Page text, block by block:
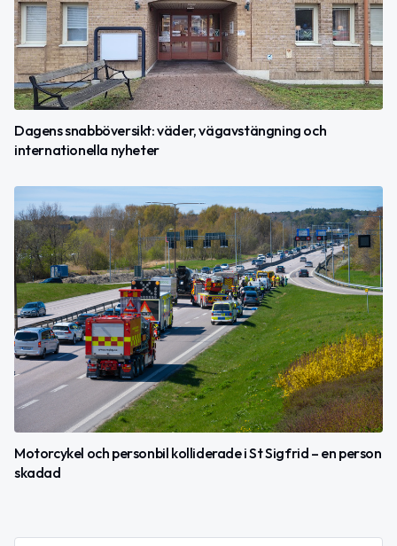
Dagens snabböversikt: väder, vägavstängning och
internationella nyheter
Motorcykel och personbil kolliderade i St Sigfrid – en person
skadad